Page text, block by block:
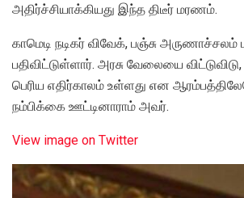
அதிர்ச்சியாக்கியது இந்த திடீர் மரணம்.
காமெடி நடிகர் விவேக், பஞ்சு அருணாச்சலம்
பதிவிட்டுள்ளார். அரசு வேலையை
பெரிய எதிர்காலம் உள்ளது என
நம்பிக்கை ஊட்டினாராம் அவர்.
View image on Twitter